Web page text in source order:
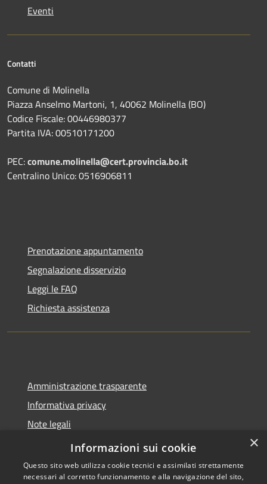
Eventi
Contatti
Comune di Molinella
Piazza Anselmo Martoni, 1, 40062 Molinella (BO)
Codice Fiscale: 00446980377
Partita IVA: 00510171200
PEC:comune.molinella@cert.provincia.bo.it
Centralino Unico: 0516906811
Prenotazione appuntamento
Segnalazione disservizio
Leggi le FAQ
Richiesta assistenza
Amministrazione trasparente
Informativa privacy
Note legali
Dichiarazione di accessibilità
×
Informazioni sui cookie
Questo sito web utilizza cookie tecnici e assimilati strettamente
necessari al corretto funzionamento e alla navigazione del sito,